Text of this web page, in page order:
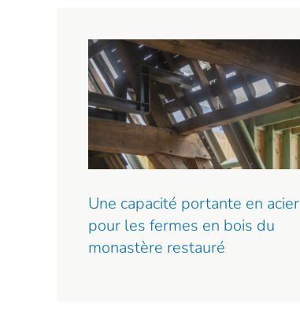
Une capacité portante en acier
pour les fermes en bois du
monastère restauré